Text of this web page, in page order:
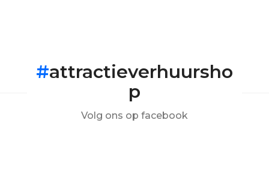
#attractieverhuursho
p
Volg ons op facebook